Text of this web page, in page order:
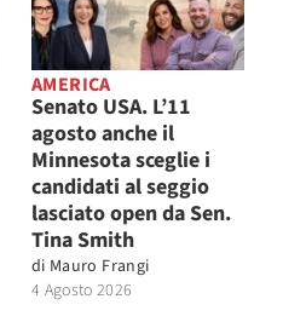
AMERICA
Senato USA. L’11
agosto anche il
Minnesota sceglie i
candidati al seggio
lasciato open da Sen.
Tina Smith
di Mauro Frangi
4 Agosto 2026